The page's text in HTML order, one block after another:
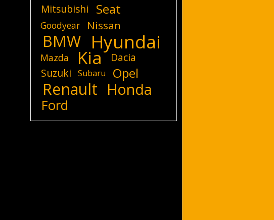
Mitsubishi Seat
Goodyear Nissan
BMW Hyundai
Mazda Kia
Dacia
Suzuki
Subaru Opel
Renault Honda
Ford